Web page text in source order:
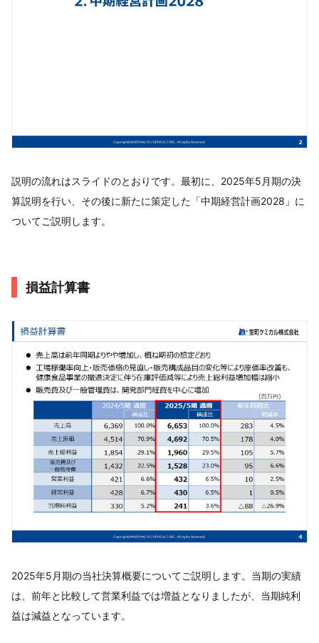
説明の流れはスライドのとおりです。最初に、2025年5月期の決
算説明を行い、その後に新たに策定した「中期経営計画2028」に
ついてご説明します。
損益計算書
2025年5月期の当社決算概要についてご説明します。当期の実績
は、前年と比較して営業利益では増益となりましたが、当期純利
益は減益となっています。